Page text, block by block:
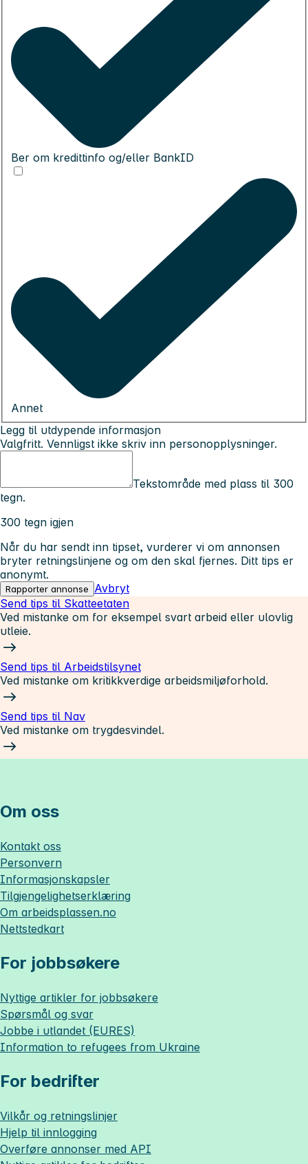
Ber om kredittinfo og/eller BankID
Annet
Legg til utdypende informasjon
Valgfritt. Vennligst ikke skriv inn personopplysninger.
Tekstområde med plass til 300
tegn.
300 tegn igjen
Når du har sendt inn tipset, vurderer vi om annonsen
bryter retningslinjene og om den skal fjernes. Ditt tips er
anonymt.
Rapporter annonse
Avbryt
Send tips til Skatteetaten
Ved mistanke om for eksempel svart arbeid eller ulovlig
utleie.
Send tips til Arbeidstilsynet
Ved mistanke om kritikkverdige arbeidsmiljøforhold.
Send tips til Nav
Ved mistanke om trygdesvindel.
Om oss
Kontakt oss
Personvern
Informasjonskapsler
Tilgjengelighetserklæring
Om arbeidsplassen.no
Nettstedkart
For jobbsøkere
Nyttige artikler for jobbsøkere
Spørsmål og svar
Jobbe i utlandet (EURES)
Information to refugees from Ukraine
For bedrifter
Vilkår og retningslinjer
Hjelp til innlogging
Overføre annonser med API